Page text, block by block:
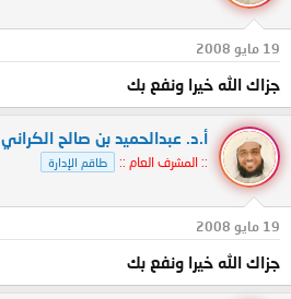
19 مايو 2008
جزاك الله خيرا ونفع بك
أ.د. عبدالحميد بن صالح الكراني
:: المشرف العام :: طاقم الإدارة
19 مايو 2008
جزاك الله خيرا ونفع بك